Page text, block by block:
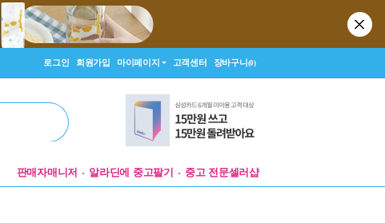
로그인 회원가입 마이페이지 고객센터 장바구니(0)
판매자매니저 알라딘에 중고팔기 중고 전문셀러샵